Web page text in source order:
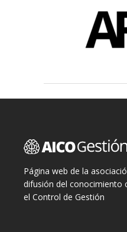
Página web de la
difusión del conocimiento
el Control de Gestión